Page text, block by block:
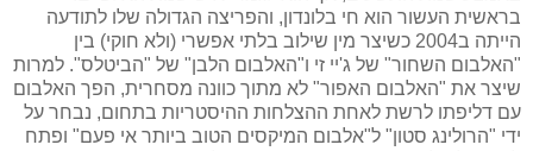
בראשית העשור הוא חי בלונדון, והפריצה הגדולה שלו לתודעה
הייתה ב2004 כשיצר מין שילוב בלתי אפשרי (ולא חוקי) בין
"האלבום השחור" של ג'יי זי ו"האלבום הלבן" של "הביטלס". למרות
שיצר את "האלבום האפור" לא מתוך כוונה מסחרית, הפך האלבום
עם דליפתו לרשת לאחת ההצלחות ההיסטריות בתחום, נבחר על
ידי "הרולינג סטון" ל"אלבום המיקסים הטוב ביותר אי פעם" ופתח